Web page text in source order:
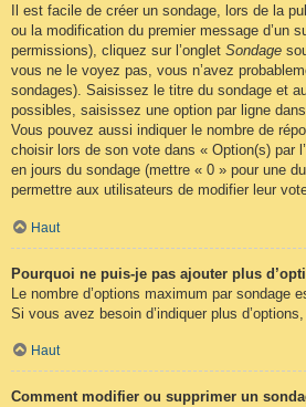
Il est facile de créer un sondage, lors de la
ou la modification du premier message d’un
permissions), cliquez sur l’onglet Sondage
vous ne le voyez pas, vous n’avez
sondages). Saisissez le titre du sondage et
possibles, saisissez une option par ligne
Vous pouvez aussi indiquer le nombre de
choisir lors de son vote dans « Option(s) par
en jours du sondage (mettre « 0 » pour une
permettre aux utilisateurs de modifier leur
Haut
Pourquoi ne puis-je pas ajouter plus
Le nombre d’options maximum par sondage
Si vous avez besoin d’indiquer plus
Haut
Comment modifier ou supprimer un